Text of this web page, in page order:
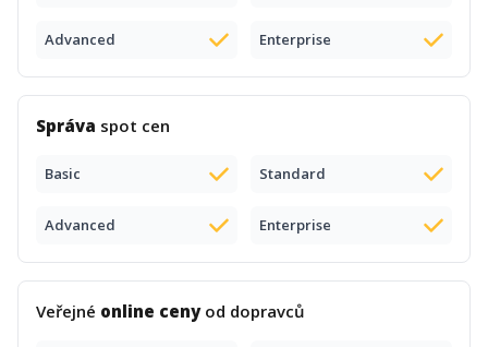
Advanced Enterprise
Správa spot cen
Basic Standard
Advanced Enterprise
Veřejné online cenyod dopravců